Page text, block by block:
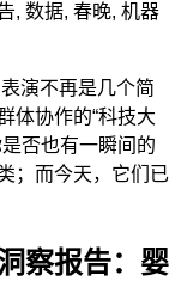
, 数据, 春晚, 机器
演不再是几个简
体协作的“科技大
否也有一瞬间的
；而今天，它们已
察报告：婴